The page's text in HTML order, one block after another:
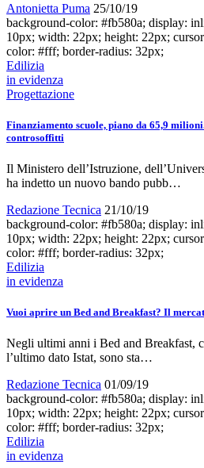
Antonietta Puma 25/10/19
background-color: #fb580a; display:
10px; width: 22px; height: 22px;
color: #fff; border-radius: 32px;
Edilizia
in evidenza
Progettazione
Finanziamento scuole, piano da 65,9
controsoffitti
Il Ministero dell’Istruzione,
ha indetto un nuovo bando pubb…
Redazione Tecnica 21/10/19
background-color: #fb580a; display:
10px; width: 22px; height: 22px;
color: #fff; border-radius: 32px;
Edilizia
in evidenza
Vuoi aprire un Bed and Breakfast? Il
Negli ultimi anni i Bed and Breakfast,
l’ultimo dato Istat, sono sta…
Redazione Tecnica 01/09/19
background-color: #fb580a; display:
10px; width: 22px; height: 22px;
color: #fff; border-radius: 32px;
Edilizia
in evidenza